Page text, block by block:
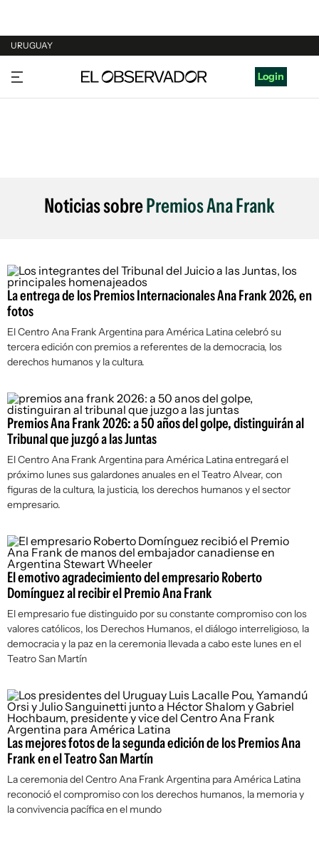
URUGUAY
URUGUAY
ARGENTINA
Login
Noticias sobrePremios Ana Frank
La entrega de los Premios Internacionales Ana Frank 2026, en
fotos
El Centro Ana Frank Argentina para América Latina celebró su
tercera edición con premios a referentes de la democracia, los
derechos humanos y la cultura.
Premios Ana Frank 2026: a 50 años del golpe, distinguirán al
Tribunal que juzgó a las Juntas
El Centro Ana Frank Argentina para América Latina entregará el
próximo lunes sus galardones anuales en el Teatro Alvear, con
figuras de la cultura, la justicia, los derechos humanos y el sector
empresario.
El emotivo agradecimiento del empresario Roberto
Domínguez al recibir el Premio Ana Frank
El empresario fue distinguido por su constante compromiso con los
valores católicos, los Derechos Humanos, el diálogo interreligioso, la
democracia y la paz en la ceremonia llevada a cabo este lunes en el
Teatro San Martín
Las mejores fotos de la segunda edición de los Premios Ana
Frank en el Teatro San Martín
La ceremonia del Centro Ana Frank Argentina para América Latina
reconoció el compromiso con los derechos humanos, la memoria y
la convivencia pacífica en el mundo